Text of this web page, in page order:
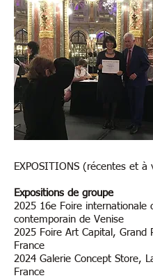
EXPOSITIONS (récentes et à
Expositions de groupe
2025 16e Foire internationale
contemporain de Venise
2025 Foire Art Capital, Grand
France
2024 Galerie Concept Store,
France